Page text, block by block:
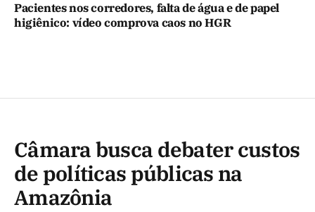
Pacientes nos corredores, falta de água e de papel
higiênico: vídeo comprova caos no HGR
Câmara busca debater custos
de políticas públicas na
Amazônia